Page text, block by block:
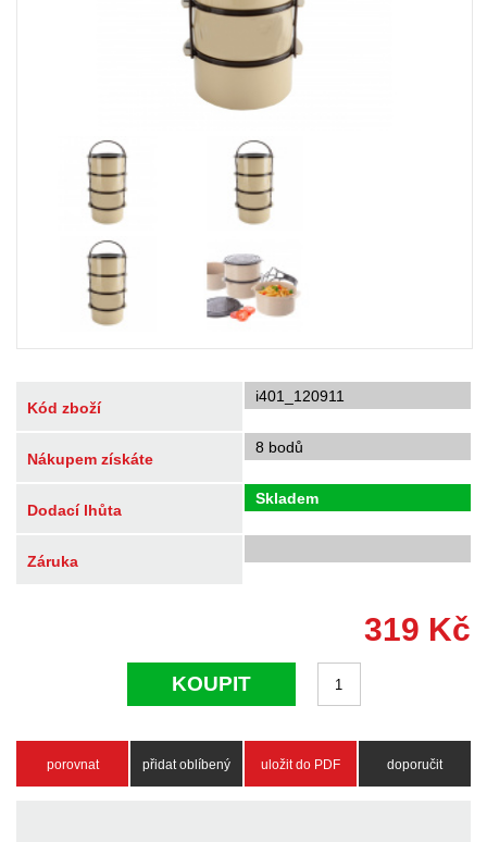
Kód zboží
i401_120911
Nákupem získáte
8 bodů
Dodací lhůta
Skladem
Záruka
319 Kč
KOUPIT
porovnat přidat oblíbený uložit do PDF doporučit